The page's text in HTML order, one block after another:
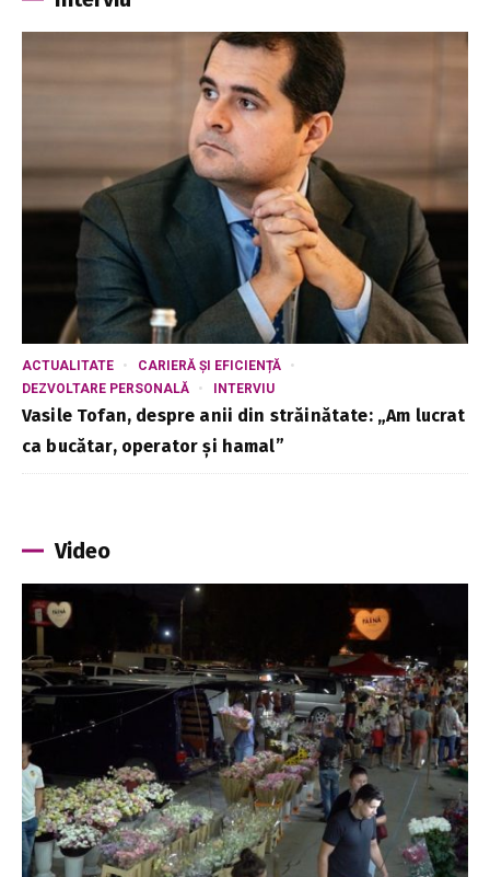
ACTUALITATE
CARIERĂ ȘI EFICIENȚĂ
DEZVOLTARE PERSONALĂ
INTERVIU
Vasile Tofan, despre anii din străinătate: „Am lucrat
ca bucătar, operator și hamal”
Video